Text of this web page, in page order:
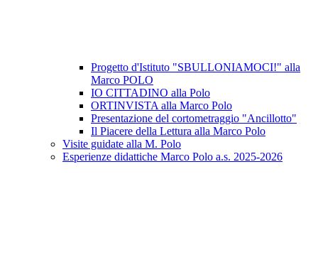
Progetto d'Istituto "SBULLONIAMOCI!" alla
Marco POLO
IO CITTADINO alla Polo
ORTINVISTA alla Marco Polo
Presentazione del cortometraggio "Ancillotto"
Il Piacere della Lettura alla Marco Polo
Visite guidate alla M. Polo
Esperienze didattiche Marco Polo a.s. 2025-2026